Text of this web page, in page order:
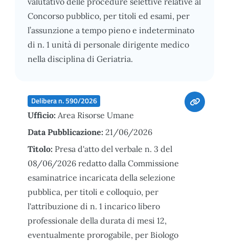
Concorso pubblico, per titoli ed esami, per
l’assunzione a tempo pieno e indeterminato
di n. 1 unità di personale dirigente medico
nella disciplina di Geriatria.
Delibera n. 590/2026
Ufficio: Area Risorse Umane
Data Pubblicazione: 21/06/2026
Titolo: Presa d'atto del verbale n. 3 del
08/06/2026 redatto dalla Commissione
esaminatrice incaricata della selezione
pubblica, per titoli e colloquio, per
l'attribuzione di n. 1 incarico libero
professionale della durata di mesi 12,
eventualmente prorogabile, per Biologo